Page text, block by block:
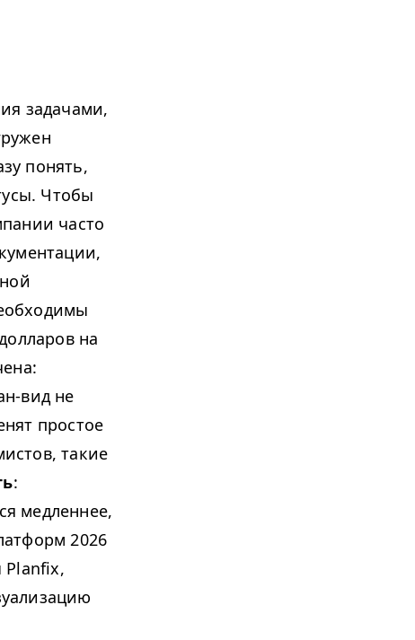
задачами,
понять,
Чтобы
часто
на
вид не
простое
такие
:
медленнее,
2026
Planfix,